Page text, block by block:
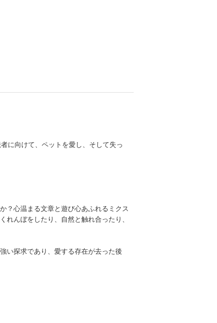
に向けて、ペットを愛し、そして失っ
？心温まる文章と遊び心あふれるミクス
れんぼをしたり、自然と触れ合ったり、
い探求であり、愛する存在が去った後